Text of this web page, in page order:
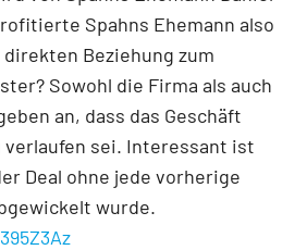
Spahns Ehemann also
Beziehung zum
Sowohl die Firma als auch
an, dass das Geschäft
sei. Interessant ist
Deal ohne jede vorherige
wurde.